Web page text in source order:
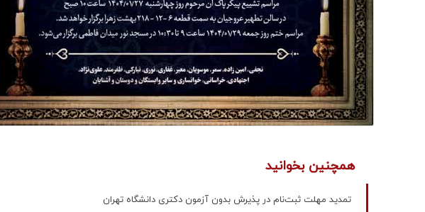
همچنین بخوانید
تمدید مهلت ثبت‌نام در پذیرش بدون آزمون دکتری دانشگاه تهران